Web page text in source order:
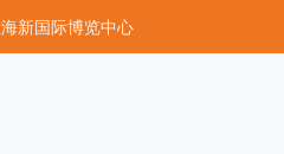
海新国际博览中心